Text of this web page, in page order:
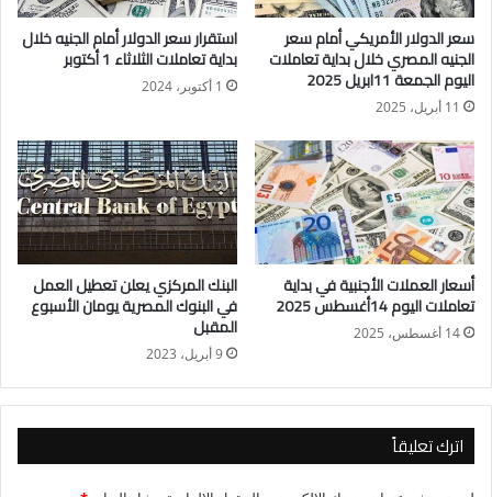
سعر الريال السعودي في البنك الأهلي المصري 13.51جنيه للبيع.
بنك مصر
سجل سعر الريال السعودي في بنك مصر 13.43جنيه للشراء.
سجل سعر الريال السعودي في بنك مصر 13.51جنيه للبيع.
البنك التجاري الدولي– مصر
سجل سعر الريال السعودي في البنك التجاري الدولي مصر
13.46جنيه للشراء.
سجل سعر الريال السعودي في البنك التجاري الدولي مصر
البنك المركزي المصري
سجل سعر الريال السعودي في البنك المركزي المصري 13.48جنيه
للشراء.
سعر الدولار الأمريكي أمام سعر
الجنيه المصري خلال بداية تعاملات
اليوم الجمعة 11ابريل 2025
11 أبريل، 2025
استقرار سعر الدولار أمام الجنيه خلال
بداية تعاملات الثلاثاء 1 أكتوبر
1 أكتوبر، 2024
أسعار العملات الأجنبية في بداية
تعاملات اليوم 14أغسطس 2025
14 أغسطس، 2025
البنك المركزي يعلن تعطيل العمل
في البنوك المصرية يومان الأسبوع
المقبل
9 أبريل، 2023
اترك تعليقاً